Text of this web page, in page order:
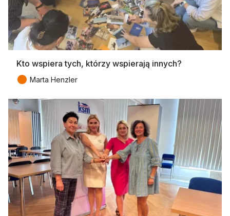
Kto wspiera tych, którzy wspierają innych?
● Marta Henzler